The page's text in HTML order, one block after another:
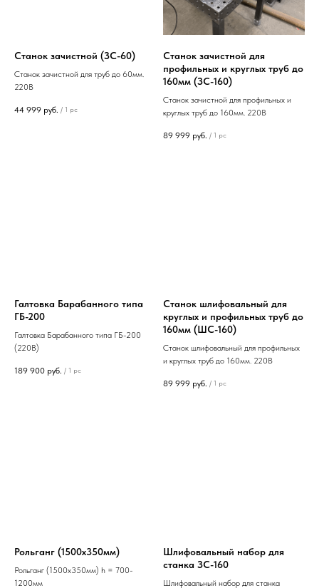
Станок зачистной (ЗС-60)
Станок зачистной для труб до 60мм.
220В
44 999 руб. / 1 pc
Станок зачистной для
профильных и круглых труб до
160мм (ЗС-160)
Станок зачистной для профильных и
круглых труб до 160мм. 220В
89 999 руб. / 1 pc
Галтовка Барабанного типа
ГБ-200
Галтовка Барабанного типа ГБ-200
(220В)
189 900 руб. / 1 pc
Станок шлифовальный для
круглых и профильных труб до
160мм (ШС-160)
Станок шлифовальный для профильных
и круглых труб до 160мм. 220В
89 999 руб. / 1 pc
Рольганг (1500х350мм)
Рольганг (1500х350мм) h = 700-
1200мм
Шлифовальный набор для
станка ЗС-160
Шлифовальный набор для станка